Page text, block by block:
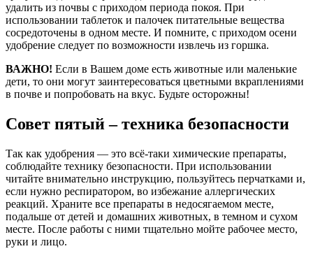
удалить из почвы с приходом периода покоя. При
использовании таблеток и палочек питательные вещества
сосредоточены в одном месте. И помните, с приходом осени
удобрение следует по возможности извлечь из горшка.
ВАЖНО! Если в Вашем доме есть животные или маленькие
дети, то они могут заинтересоваться цветными вкраплениями
в почве и попробовать на вкус. Будьте осторожны!
Совет пятый – техника безопасности
Так как удобрения — это всё-таки химические препараты,
соблюдайте технику безопасности. При использовании
читайте внимательно инструкцию, пользуйтесь перчатками и,
если нужно респиратором, во избежание аллергических
реакций. Храните все препараты в недосягаемом месте,
подальше от детей и домашних животных, в темном и сухом
месте. После работы с ними тщательно мойте рабочее место,
руки и лицо.